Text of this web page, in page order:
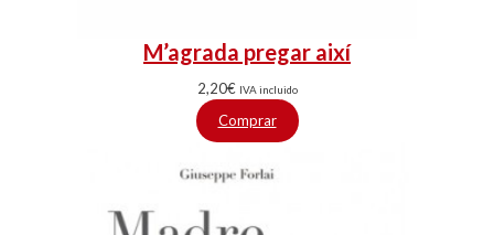
M’agrada pregar així
2,20€ IVA incluido
Comprar